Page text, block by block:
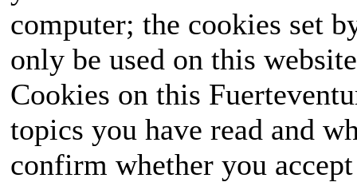
computer; the cookies set
only be used on this
Cookies on this
topics you have read and
confirm whether you